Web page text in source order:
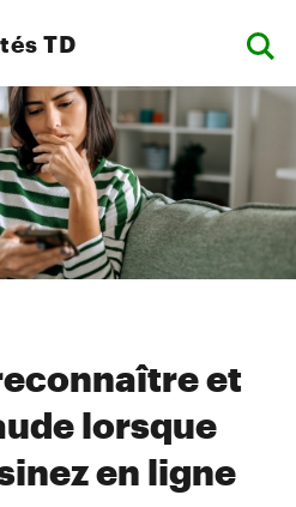
TD
et
lorsque
en ligne